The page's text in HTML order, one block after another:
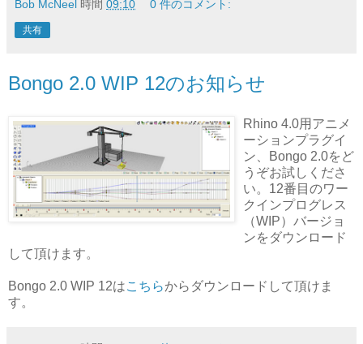
Bob McNeel 時間 09:10 0 件のコメント:
共有
Bongo 2.0 WIP 12のお知らせ
Rhino 4.0用アニメ
ーションプラグイ
ン、Bongo 2.0をど
うぞお試しくださ
い。12番目のワー
クインプログレス
（WIP）バージョ
ンをダウンロード
して頂けます。
Bongo 2.0 WIP 12はこちらからダウンロードして頂けま
す。